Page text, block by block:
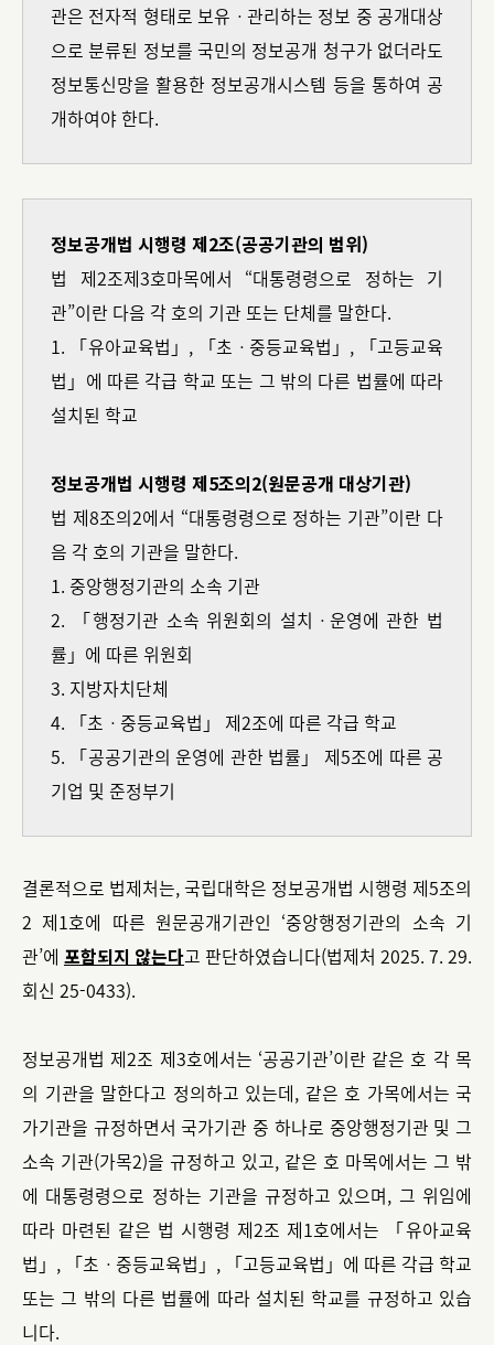
관은 전자적 형태로 보유ㆍ관리하는 정보 중 공개대상
으로 분류된 정보를 국민의 정보공개 청구가 없더라도
정보통신망을 활용한 정보공개시스템 등을 통하여 공
개하여야 한다.
정보공개법 시행령 제2조(공공기관의 범위)
법 제2조제3호마목에서 “대통령령으로 정하는 기
관”이란 다음 각 호의 기관 또는 단체를 말한다.
1. 「유아교육법」, 「초ㆍ중등교육법」, 「고등교육
법」에 따른 각급 학교 또는 그 밖의 다른 법률에 따라
설치된 학교
정보공개법 시행령 제5조의2(원문공개 대상기관)
법 제8조의2에서 “대통령령으로 정하는 기관”이란 다
음 각 호의 기관을 말한다.
1. 중앙행정기관의 소속 기관
2. 「행정기관 소속 위원회의 설치ㆍ운영에 관한 법
률」에 따른 위원회
3. 지방자치단체
4. 「초ㆍ중등교육법」 제2조에 따른 각급 학교
5. 「공공기관의 운영에 관한 법률」 제5조에 따른 공
기업 및 준정부기
결론적으로 법제처는, 국립대학은 정보공개법 시행령 제5조의
2 제1호에 따른 원문공개기관인 ‘중앙행정기관의 소속 기
관’에 포함되지 않는다고 판단하였습니다(법제처 2025. 7. 29.
회신 25-0433).
정보공개법 제2조 제3호에서는 ‘공공기관’이란 같은 호 각 목
의 기관을 말한다고 정의하고 있는데, 같은 호 가목에서는 국
가기관을 규정하면서 국가기관 중 하나로 중앙행정기관 및 그
소속 기관(가목2)을 규정하고 있고, 같은 호 마목에서는 그 밖
에 대통령령으로 정하는 기관을 규정하고 있으며, 그 위임에
따라 마련된 같은 법 시행령 제2조 제1호에서는 「유아교육
법」, 「초ㆍ중등교육법」, 「고등교육법」에 따른 각급 학교
또는 그 밖의 다른 법률에 따라 설치된 학교를 규정하고 있습
니다.